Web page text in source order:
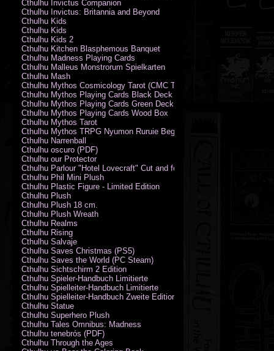
Cthulhu Invictus Companion
Cthulhu Invictus: Britannia and Beyond
Cthulhu Kids
Cthulhu Kids
Cthulhu Kids 2
Cthulhu Kitchen Blasphemous Banquet
Cthulhu Madness Playing Cards
Cthulhu Malleus Monstrorum Spielkarten
Cthulhu Mash
Cthulhu Mythos Cosmicology Tarot (CMC Tarot - Old Whispers)
Cthulhu Mythos Playing Cards Black Deck
Cthulhu Mythos Playing Cards Green Deck
Cthulhu Mythos Playing Cards Wood Box
Cthulhu Mythos Tarot
Cthulhu Mythos TRPG Nyumon Ruruie Beginners
Cthulhu Narrenball
Cthulhu oscuro (PDF)
Cthulhu our Protector
Cthulhu Parlour "Hotel Lovecraft" Cut and fold Game-Cards
Cthulhu Phil Mini Plush
Cthulhu Plastic Figure - Limited Edition
Cthulhu Plush
Cthulhu Plush 18 cm.
Cthulhu Plush Wreath
Cthulhu Realms
Cthulhu Rising
Cthulhu Salvaje
Cthulhu Saves Christmas (PS5)
Cthulhu Saves the World (PC Steam)
Cthulhu Sichtschirm 2 Edition
Cthulhu Spieler-Handbuch Limitierte
Cthulhu Spielleiter-Handbuch Limitierte
Cthulhu Spielleiter-Handbuch Zweite Edition
Cthulhu Statue
Cthulhu Superhero Plush
Cthulhu Tales Omnibus: Madness
Cthulhu tenebrós (PDF)
Cthulhu Through the Ages